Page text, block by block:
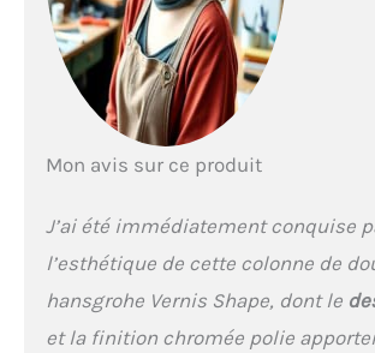
chaude ou trop
expérience
agréable : La
tête vous offre
atteindre un
bar) Vendue
douche de tête :
douchette
vous offre un
de 10 cm et deux
jet (Rain et
Mon avis sur ce produit
J’ai été immédiatement conquise
l’esthétique de cette colonne de
hansgrohe Vernis Shape, dont le
et la finition chromée polie